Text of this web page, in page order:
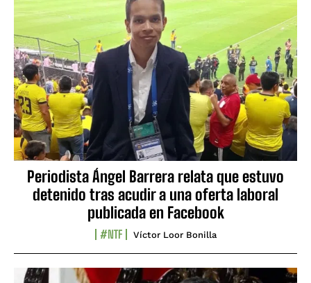
Periodista Ángel Barrera relata que estuvo
detenido tras acudir a una oferta laboral
publicada en Facebook
#NTF Víctor Loor Bonilla